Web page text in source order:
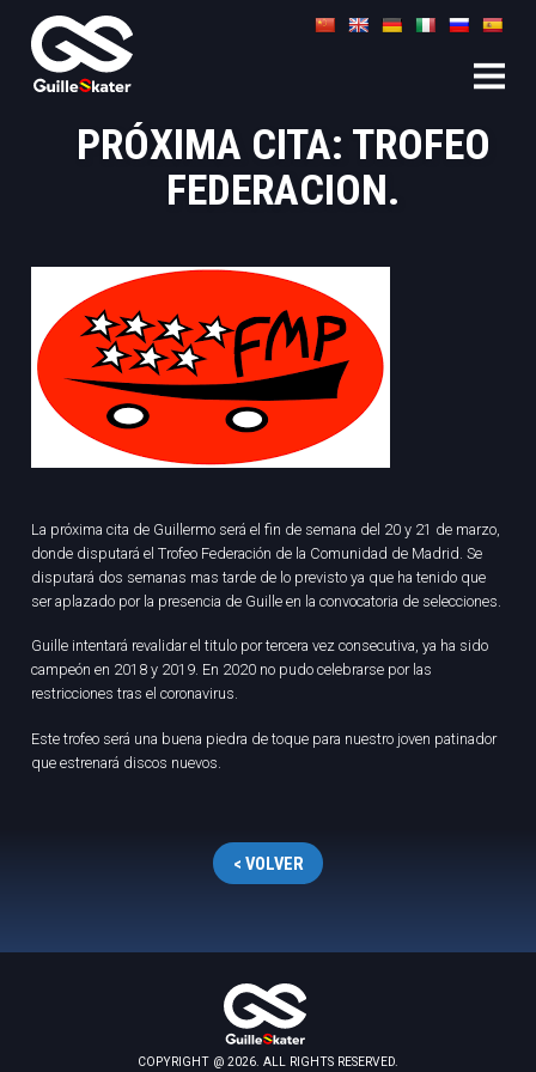
PRÓXIMA CITA: TROFEO
FEDERACION.
La próxima cita de Guillermo será el fin de semana del 20 y 21 de marzo,
donde disputará el Trofeo Federación de la Comunidad de Madrid. Se
disputará dos semanas mas tarde de lo previsto ya que ha tenido que
ser aplazado por la presencia de Guille en la convocatoria de selecciones.
Guille intentará revalidar el titulo por tercera vez consecutiva, ya ha sido
campeón en 2018 y 2019. En 2020 no pudo celebrarse por las
restricciones tras el coronavirus.
Este trofeo será una buena piedra de toque para nuestro joven patinador
que estrenará discos nuevos.
< VOLVER
COPYRIGHT @ 2026. ALL RIGHTS RESERVED.